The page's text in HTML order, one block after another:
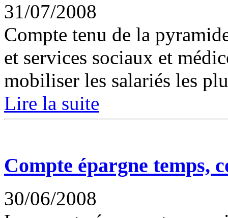
31/07/2008
Compte tenu de la
et services sociaux et
mobiliser les salariés les
Lire la suite
Compte épargne temps,
30/06/2008